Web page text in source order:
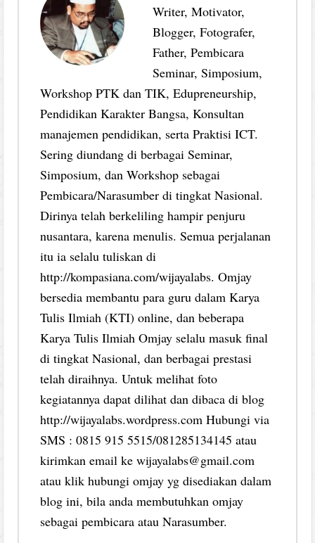
Writer, Motivator,
Blogger, Fotografer,
Father, Pembicara
Seminar, Simposium,
Workshop PTK dan TIK, Edupreneurship,
Pendidikan Karakter Bangsa, Konsultan
manajemen pendidikan, serta Praktisi ICT.
Sering diundang di berbagai Seminar,
Simposium, dan Workshop sebagai
Pembicara/Narasumber di tingkat Nasional.
Dirinya telah berkeliling hampir penjuru
nusantara, karena menulis. Semua perjalanan
itu ia selalu tuliskan di
http://kompasiana.com/wijayalabs. Omjay
bersedia membantu para guru dalam Karya
Tulis Ilmiah (KTI) online, dan beberapa
Karya Tulis Ilmiah Omjay selalu masuk final
di tingkat Nasional, dan berbagai prestasi
telah diraihnya. Untuk melihat foto
kegiatannya dapat dilihat dan dibaca di blog
http://wijayalabs.wordpress.com Hubungi via
SMS : 0815 915 5515/081285134145 atau
kirimkan email ke wijayalabs@gmail.com
atau klik hubungi omjay yg disediakan dalam
blog ini, bila anda membutuhkan omjay
sebagai pembicara atau Narasumber.